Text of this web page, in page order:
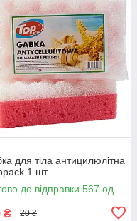
для тіла антицилюлітна
1 шт
до відправки 567 од.
₴ 20 ₴